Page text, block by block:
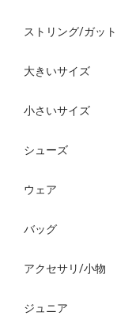
ストリング/ガット
大きいサイズ
小さいサイズ
シューズ
ウェア
バッグ
アクセサリ/小物
ジュニア